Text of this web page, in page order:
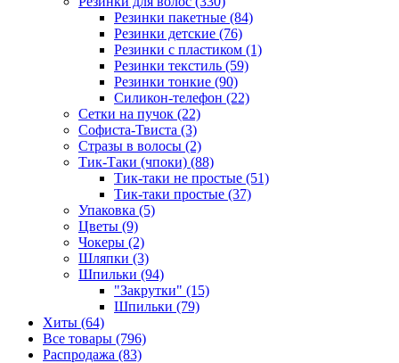
Резинки пакетные (84)
Резинки детские (76)
Резинки с пластиком (1)
Резинки текстиль (59)
Резинки тонкие (90)
Силикон-телефон (22)
Сетки на пучок (22)
Софиста-Твиста (3)
Стразы в волосы (2)
Тик-Таки (чпоки) (88)
Тик-таки не простые (51)
Тик-таки простые (37)
Упаковка (5)
Цветы (9)
Чокеры (2)
Шляпки (3)
Шпильки (94)
"Закрутки" (15)
Шпильки (79)
Хиты (64)
Все товары (796)
Распродажа (83)